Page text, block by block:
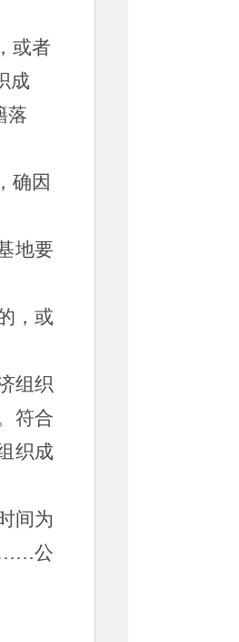
或者
成
落
确因
地要
，或
组织
符合
织成
间为
……公